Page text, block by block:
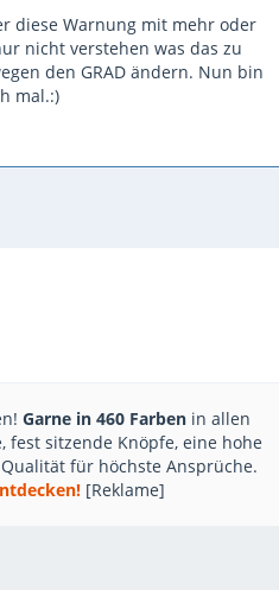
diese Warnung mit mehr oder
nicht verstehen was das zu
den GRAD ändern. Nun bin
mal.:)
Garne in 460 Farben in allen
fest sitzende Knöpfe, eine hohe
für höchste Ansprüche.
[Reklame]